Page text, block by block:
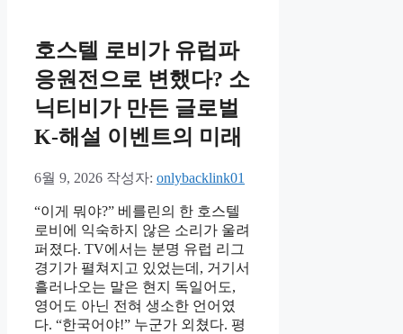
호스텔 로비가 유럽파
응원전으로 변했다? 소
닉티비가 만든 글로벌
K-해설 이벤트의 미래
6월 9, 2026 작성자: onlybacklink01
“이게 뭐야?” 베를린의 한 호스텔
로비에 익숙하지 않은 소리가 울려
퍼졌다. TV에서는 분명 유럽 리그
경기가 펼쳐지고 있었는데, 거기서
흘러나오는 말은 현지 독일어도,
영어도 아닌 전혀 생소한 언어였
다. “한국어야!” 누군가 외쳤다. 평